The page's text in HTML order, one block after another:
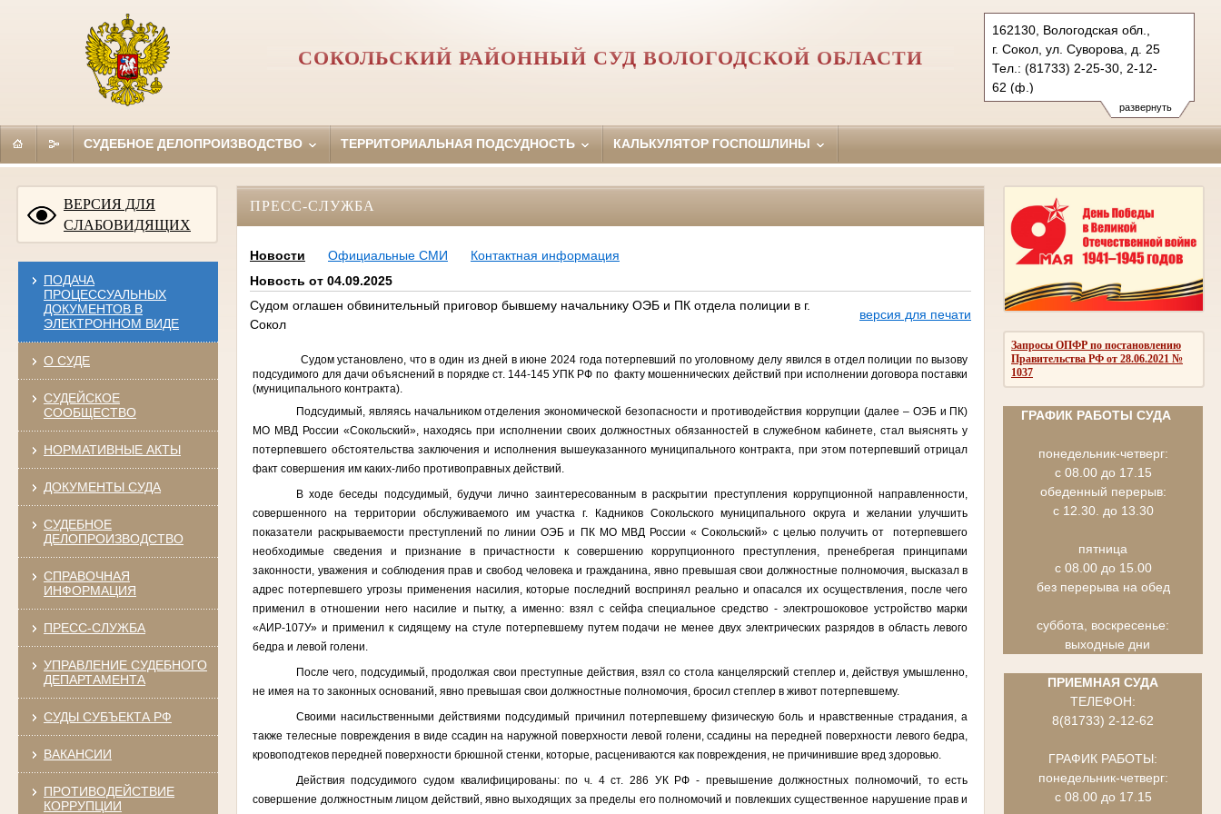
развернуть
162130, Вологодская обл.,
г. Сокол, ул. Суворова, д. 25
Тел.: (81733) 2-25-30, 2-12-
62 (ф.)
sokolsky.vld@sudrf.ru
СОКОЛЬСКИЙ РАЙОННЫЙ СУД ВОЛОГОДСКОЙ ОБЛАСТИ
СУДЕБНОЕ ДЕЛОПРОИЗВОДСТВО ТЕРРИТОРИАЛЬНАЯ ПОДСУДНОСТЬ КАЛЬКУЛЯТОР ГОСПОШЛИНЫ
ВЕРСИЯ ДЛЯ
СЛАБОВИДЯЩИХ
ПОДАЧА
ПРОЦЕССУАЛЬНЫХ
ДОКУМЕНТОВ В
ЭЛЕКТРОННОМ ВИДЕ
О СУДЕ
СУДЕЙСКОЕ
СООБЩЕСТВО
НОРМАТИВНЫЕ АКТЫ
ДОКУМЕНТЫ СУДА
СУДЕБНОЕ
ДЕЛОПРОИЗВОДСТВО
СПРАВОЧНАЯ
ИНФОРМАЦИЯ
ПРЕСС-СЛУЖБА
УПРАВЛЕНИЕ СУДЕБНОГО
ДЕПАРТАМЕНТА
СУДЫ СУБЪЕКТА РФ
ВАКАНСИИ
ПРОТИВОДЕЙСТВИЕ
КОРРУПЦИИ
Запросы ОПФР по постановлению
Правительства РФ от 28.06.2021 №
1037
ГРАФИК РАБОТЫ СУДА
понедельник-четверг:
с 08.00 до 17.15
обеденный перерыв:
с 12.30. до 13.30
пятница
с 08.00 до 15.00
без перерыва на обед
суббота, воскресенье:
выходные дни
ПРИЕМНАЯ СУДА
ТЕЛЕФОН:
8(81733) 2-12-62
ГРАФИК РАБОТЫ:
понедельник-четверг:
с 08.00 до 17.15
ПРЕСС-СЛУЖБА
Новости Официальные СМИ
Контактная информация
Новость от 04.09.2025
Судом оглашен обвинительный приговор бывшему начальнику ОЭБ и ПК отдела полиции в г.
Сокол
версия для печати
Судом установлено, что в один из дней в июне 2024 года потерпевший по уголовному делу явился в отдел полиции по вызову
подсудимого для дачи объясненийв порядке ст. 144-145 УПК РФ по факту мошеннических действий при исполнении договора поставки
(муниципального контракта).
Подсудимый, являясь начальником отделения экономической безопасности и противодействия коррупции (далее – ОЭБ и ПК)
МО МВД России «Сокольский», находясь при исполнении своих должностных обязанностей в служебном кабинете, стал выяснять у
потерпевшего обстоятельства заключения и исполнения вышеуказанного муниципального контракта, при этом потерпевший отрицал
факт совершения им каких-либо противоправных действий.
В ходе беседы подсудимый,будучи лично заинтересованным в раскрытии преступления коррупционной направленности,
совершенного на территории обслуживаемого им участка г. Кадников Сокольского муниципального округа и желании улучшить
показатели раскрываемости преступлений по линии ОЭБ и ПК МО МВД России « Сокольский» с целью получить от потерпевшего
необходимые сведения и признание в причастности к совершению коррупционного преступления,
пренебрегая принципами
законности, уважения и соблюдения прав и свобод человека и гражданина, явно превышая свои должностные полномочия, высказал в
адрес потерпевшего угрозы применения насилия, которые последний воспринял реально и опасался их осуществления, после чего
применил в отношении него насилие и пытку, а именно: взял с сейфа специальное средство - электрошоковое устройство марки
«АИР-107У» и применил к сидящему на стуле потерпевшему путем подачи не менее двух электрических разрядов в область левого
бедра и левой голени.
После чего, подсудимый, продолжая свои преступные действия, взял со стола канцелярский степлер и, действуя умышленно,
не имея на то законных оснований,явно превышая свои должностные полномочия, бросил степлер в живот потерпевшему.
Своими насильственными действиями подсудимый причинил потерпевшему физическую боль и нравственные страдания, а
также телесные повреждения в виде ссадин на наружной поверхности левой голени, ссадины на передней поверхности левого бедра,
кровоподтеков передней поверхности брюшной стенки, которые, расцениваются как повреждения, не причинившие вред здоровью.
Действия подсудимого судом квалифицированы:по ч. 4 ст. 286 УК РФ - превышение должностных полномочий, то есть
совершение должностным лицом действий, явно выходящих за пределы его полномочий и повлекших существенное нарушение прав и